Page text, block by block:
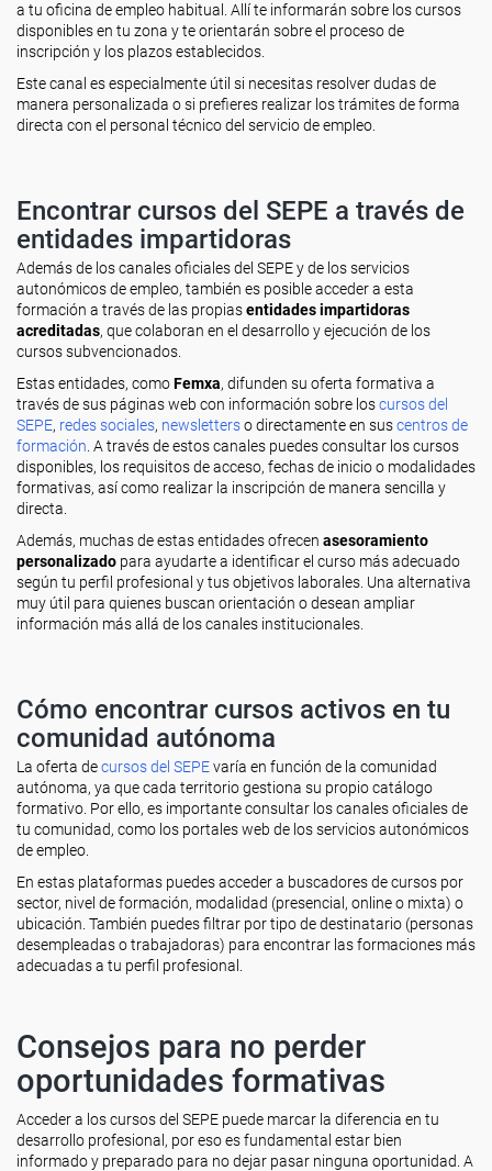
a tu oficina de empleo habitual. Allí te informarán sobre los cursos
disponibles en tu zona y te orientarán sobre el proceso de
inscripción y los plazos establecidos.
Este canal es especialmente útil si necesitas resolver dudas de
manera personalizada o si prefieres realizar los trámites de forma
directa con el personal técnico del servicio de empleo.
Encontrar cursos del SEPE a través de
entidades impartidoras
Además de los canales oficiales del SEPE y de los servicios
autonómicos de empleo, también es posible acceder a esta
formación a través de las propiasentidades impartidoras
acreditadas, que colaboran en el desarrollo y ejecución de los
cursos subvencionados.
Estas entidades, comoFemxa, difunden su oferta formativa a
través de sus páginas web con información sobre loscursos del
SEPE, redes sociales, newsletterso directamente en suscentros de
formación. A través de estos canales puedes consultar los cursos
disponibles, los requisitos de acceso, fechas de inicio o modalidades
formativas, así como realizar la inscripción de manera sencilla y
directa.
Además, muchas de estas entidades ofrecen asesoramiento
personalizado para ayudarte a identificar el curso más adecuado
según tu perfil profesional y tus objetivos laborales. Una alternativa
muy útil para quienes buscan orientación o desean ampliar
información más allá de los canales institucionales.
Cómo encontrar cursos activos en tu
comunidad autónoma
La oferta decursos del SEPEvaría en función de la comunidad
autónoma, ya que cada territorio gestiona su propio catálogo
formativo. Por ello, es importante consultar los canales oficiales de
tu comunidad, como los portales web de los servicios autonómicos
de empleo.
En estas plataformas puedes acceder a buscadores de cursos por
sector, nivel de formación, modalidad (presencial, online o mixta) o
ubicación. También puedes filtrar por tipo de destinatario (personas
desempleadas o trabajadoras) para encontrar las formaciones más
adecuadas a tu perfil profesional.
Consejos para no perder
oportunidades formativas
Acceder a los cursos del SEPE puede marcar la diferencia en tu
desarrollo profesional, por eso es fundamental estar bien
informado y preparado para no dejar pasar ninguna oportunidad. A